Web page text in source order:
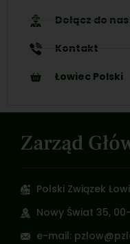
Dołącz do
Kontakt
Łowiec Polski
Zarząd
Polski Związek
Nowy Świat 35,
e-mail: